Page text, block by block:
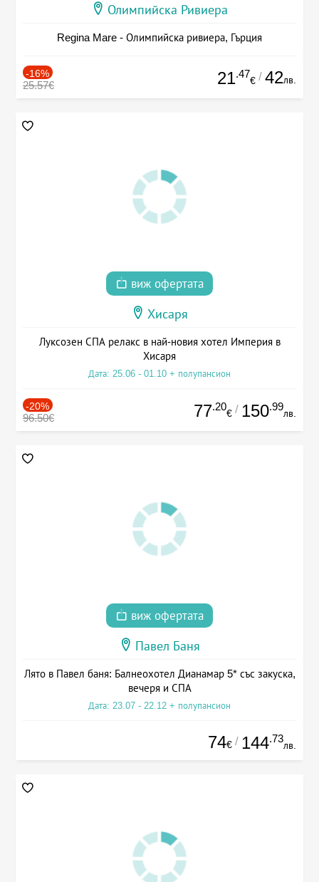
Олимпийска Ривиера
Regina Mare - Олимпийска ривиера, Гърция
-16%
25.57€ 21.47
€ / 42лв.
виж офертата
Хисаря
Луксозен СПА релакс в най-новия хотел Империя в
Хисаря
Дата: 25.06 - 01.10 + полупансион
-20%
96.50€ 77.20
€ / 150.99
лв.
виж офертата
Павел Баня
Лято в Павел баня: Балнеохотел Дианамар 5* със закуска,
вечеря и СПА
Дата: 23.07 - 22.12 + полупансион
74€ / 144.73
лв.